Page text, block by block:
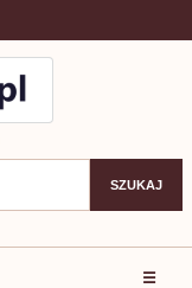
SZUKAJ
☰